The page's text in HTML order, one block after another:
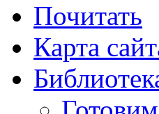
Почитать
Карта